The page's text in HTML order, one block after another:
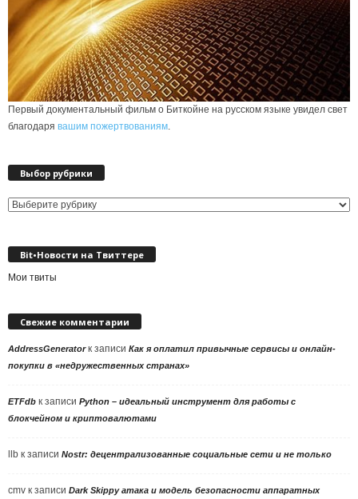
Первый документальный фильм о Биткойне на русском языке увидел свет
благодаря вашим пожертвованиям.
Выбор рубрики
Выбор
Bit•Новости на Твиттере
Мои твиты
Свежие комментарии
AddressGeneratorк записи Как я оплатил привычные сервисы и онлайн-
покупки в «недружественных странах»
ETFdb к записи Python – идеальный инструмент для работы с
блокчейном и криптовалютами
llb к записи Nostr: децентрализованные социальные сети и не только
cmv к записи Dark Skippy атака и модель безопасности аппаратных